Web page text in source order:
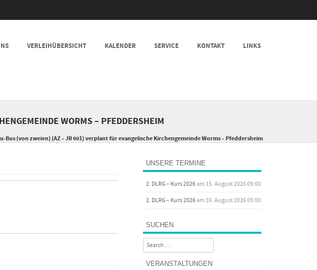
VERLEIHÜBERSICHT KALENDER SERVICE KONTAKT LINKS
WORMS – PFEDDERSHEIM
Bus (von zweien) (AZ – JR 601) verplant für evangelische Kirchengemeinde Worms – Pfeddersheim
UNSERE TERMINE
2. DLRG – Kurs 2026am 15. August 2026 09:00
2. DLRG – Kurs 2026am 16. August 2026 09:00
SUCHEN
Search
VERANSTALTUNGEN